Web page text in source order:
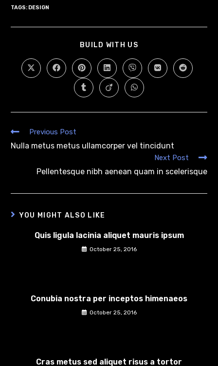
TAGS: DESIGN
BUILD WITH US
Previous Post
Nulla metus metus ullamcorper vel tincidunt
Next Post
Pellentesque nibh aenean quam in scelerisque
YOU MIGHT ALSO LIKE
Quis ligula lacinia aliquet mauris ipsum
October 25, 2016
Conubia nostra per inceptos himenaeos
October 25, 2016
Cras metus sed aliquet risus a tortor